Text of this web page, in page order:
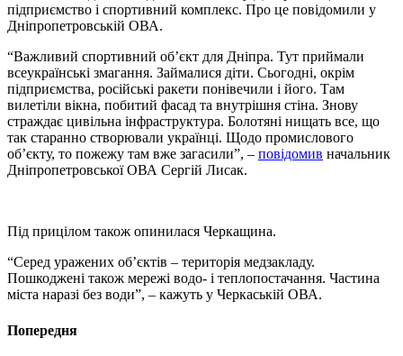
підприємство і спортивний комплекс. Про це повідомили у
Дніпропетровській ОВА.
“Важливий спортивний об’єкт для Дніпра. Тут приймали
всеукраїнські змагання. Займалися діти. Сьогодні, окрім
підприємства, російські ракети понівечили і його. Там
вилетіли вікна, побитий фасад та внутрішня стіна. Знову
страждає цивільна інфраструктура. Болотяні нищать все, що
так старанно створювали українці. Щодо промислового
об’єкту, то пожежу там вже загасили”, – повідомив начальник
Дніпропетровської ОВА Сергій Лисак.
Під прицілом також опинилася Черкащина.
“Серед уражених об’єктів – територія медзакладу.
Пошкоджені також мережі водо- і теплопостачання. Частина
міста наразі без води”, – кажуть у Черкаській ОВА.
Попередня